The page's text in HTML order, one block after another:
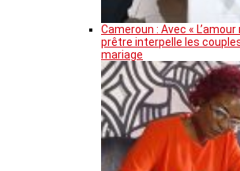
Cameroun : Avec «
prêtre interpelle les
mariage